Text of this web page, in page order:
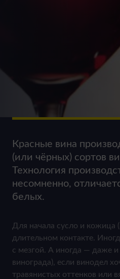
Красные вина
(или чёрных) сортов
Технология
несомненно,
белых.
Для начала сусло и кожица
длительном контакте.
с мезгой. А иногда — даже и
винограда), если винодел
травянистых оттенков или